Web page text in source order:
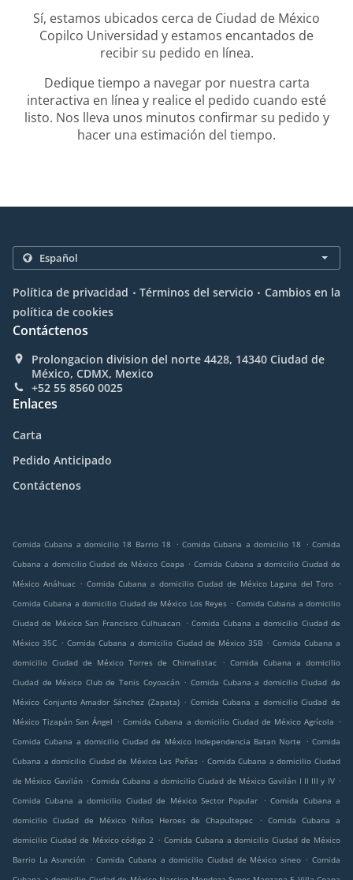
Sí, estamos ubicados cerca de Ciudad de México
Copilco Universidad y estamos encantados de
recibir su pedido en línea.
Dedique tiempo a navegar por nuestra carta
interactiva en línea y realice el pedido cuando esté
listo. Nos lleva unos minutos confirmar su pedido y
hacer una estimación del tiempo.
Política de privacidad . Términos del servicio . Cambios en la
política de cookies
Contáctenos
Prolongacion division del norte 4428, 14340 Ciudad de
México, CDMX, Mexico
+52 55 8560 0025
Enlaces
Carta
Pedido Anticipado
Contáctenos
Comida Cubana a domicilio 18 Barrio 18 . Comida Cubana a domicilio 18 . Comida
Cubana a domicilio Ciudad de México Coapa . Comida Cubana a domicilio Ciudad de
México Anáhuac . Comida Cubana a domicilio Ciudad de México Laguna del Toro .
Comida Cubana a domicilio Ciudad de México Los Reyes . Comida Cubana a domicilio
Ciudad de México San Francisco Culhuacan . Comida Cubana a domicilio Ciudad de
México 35C . Comida Cubana a domicilio Ciudad de México 35B . Comida Cubana a
domicilio Ciudad de México Torres de Chimalistac
. Comida Cubana a domicilio
Ciudad de México Club de Tenis Coyoacán . Comida Cubana a domicilio Ciudad de
México Conjunto Amador Sánchez (Zapata) . Comida Cubana a domicilio Ciudad de
México Tizapán San Ángel . Comida Cubana a domicilio Ciudad de México Agrícola .
Comida Cubana a domicilio Ciudad de México Independencia Batan Norte
. Comida
Cubana a domicilio Ciudad de México Las Peñas . Comida Cubana a domicilio Ciudad
de México Gavilán . Comida Cubana a domicilio Ciudad de México Gavilán I II III y IV .
Comida Cubana a domicilio Ciudad de México Sector Popular
. Comida Cubana a
domicilio Ciudad de México Niños Heroes de Chapultepec
. Comida Cubana a
domicilio Ciudad de México código 2 . Comida Cubana a domicilio Ciudad de México
Barrio La Asunción . Comida Cubana a domicilio Ciudad de México sineo . Comida